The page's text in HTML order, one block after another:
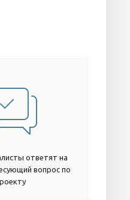
ответят на
вопрос по